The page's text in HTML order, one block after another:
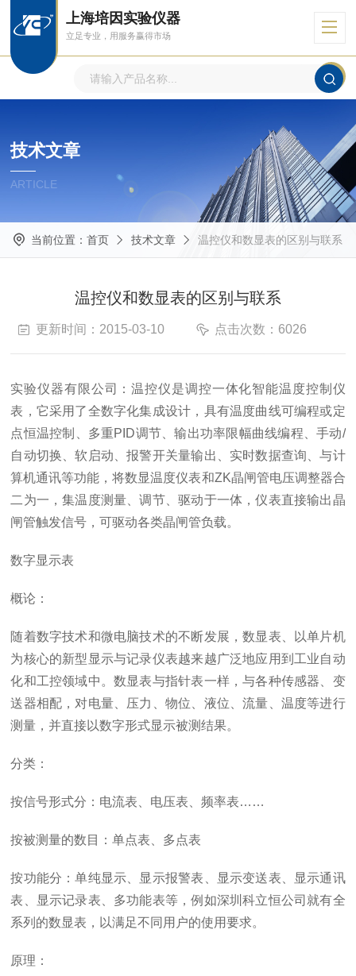
上海培因实验仪器
立足专业，用服务赢得市场
技术文章
ARTICLE
当前位置： 首页 技术文章 温控仪和数显表的区别与联系
温控仪和数显表的区别与联系
更新时间：2015-03-10 点击次数：6026
实验仪器有限公司
：温控仪是调控一体化智能温度控制仪
表，它采用了全数字化集成设计，具有温度曲线可编程或定
点恒温控制、多重PID调节、输出功率限幅曲线编程、手动/
自动切换、软启动、报警开关量输出、实时数据查询、与计
算机通讯等功能，将数显温度仪表和ZK晶闸管电压调整器合
二为一，集温度测量、调节、驱动于一体，仪表直接输出晶
闸管触发信号，可驱动各类晶闸管负载。
数字显示表
概论：
随着数字技术和微电脑技术的不断发展，数显表、以单片机
为核心的新型显示与记录仪表越来越广泛地应用到工业自动
化和工控领域中。数显表与指针表一样，与各种传感器、变
送器相配，对电量、压力、物位、液位、流量、温度等进行
测量，并直接以数字形式显示被测结果。
分类：
按信号形式分：电流表、电压表、频率表……
按被测量的数目：单点表、多点表
按功能分：单纯显示、显示报警表、显示变送表、显示通讯
表、显示记录表、多功能表等，例如深圳科立恒公司就有全
系列的数显表，以满足不同用户的使用要求。
原理：